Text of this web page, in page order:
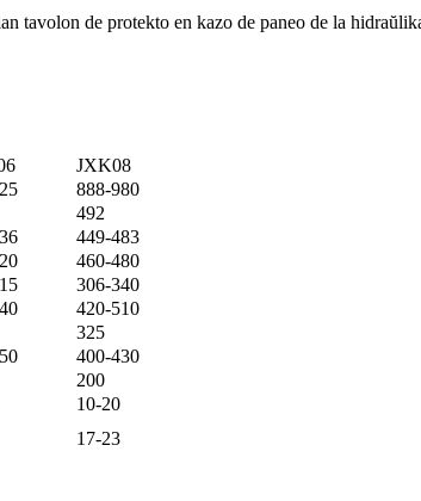
tavolon de protekto en kazo de paneo de la
JXK08
888-980
492
449-483
460-480
306-340
420-510
325
400-430
200
10-20
17-23